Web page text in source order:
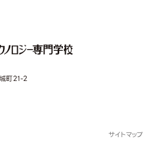
町21-2
サイトマップ